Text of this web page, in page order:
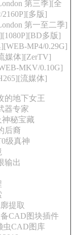
第三季][全
多版]
第一至二季]
多版]
MP4/0.29G]
媒体][ZerTV]
MKV/0.10G]
流媒体]
的地下女王
器专家
秘宝藏
后裔
级真神
输出
提取
CAD图块插件
虫CAD图库